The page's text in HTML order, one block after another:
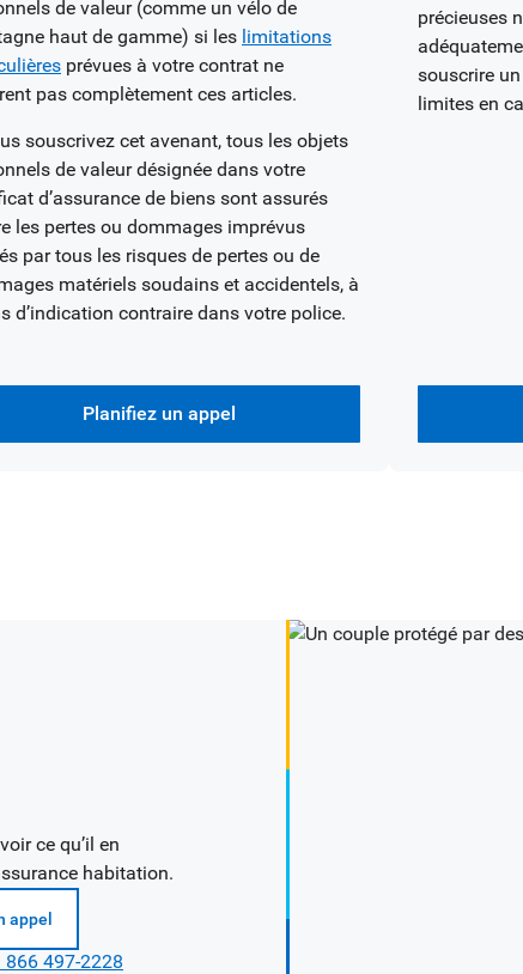
de valeur (comme un vélo de
haut de gamme) si les limitations
prévues à votre contrat ne
pas complètement ces articles.
souscrivez cet avenant, tous les objets
de valeur désignée dans votre
d’assurance de biens sont assurés
les pertes ou dommages imprévus
par tous les risques de pertes ou de
matériels soudains et accidentels, à
d’indication contraire dans votre police.
Planifiez un appel
précieuses
souscrire
limites en
ce qu’il en
habitation.
appel
866 497-2228